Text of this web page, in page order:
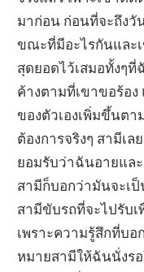
มาก่อน ก่อนที่จะถึง
ขณะที่มีอะไรกันและ
สุดยอดไว้เสมอทั้งๆ
ค้างตามที่เขาขอร้อ
ของตัวเองเพิ่มขึ้นต
ต้องการจริงๆ สามี
ยอมรับว่าฉันอายแล
สามีก็บอกว่ามันจะเ
สามีขับรถที่จะไปรับ
เพราะความรู้สึกที่บ
หมายสามีให้ฉันนั่งร